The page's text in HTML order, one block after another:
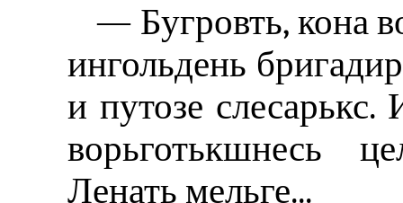
— Бугровть, кона
ингольдень
и путозе
ворьготькшнесь
Ленать мельге...